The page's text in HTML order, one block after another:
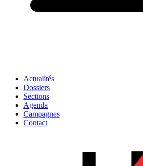
Actualités
Dossiers
Sections
Agenda
Campagnes
Contact